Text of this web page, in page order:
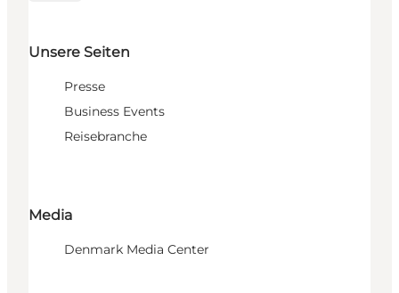
Unsere Seiten
Presse
Business Events
Reisebranche
Media
Denmark Media Center